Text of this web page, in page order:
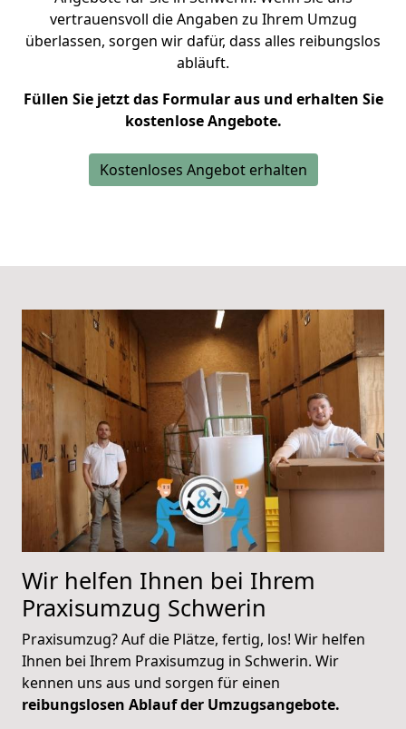
vertrauensvoll die Angaben zu Ihrem Umzug
überlassen, sorgen wir dafür, dass alles reibungslos
abläuft.
Füllen Sie jetzt das Formular aus und erhalten Sie
kostenlose Angebote.
Kostenloses Angebot erhalten
Wir helfen Ihnen bei Ihrem
Praxisumzug Schwerin
Praxisumzug? Auf die Plätze, fertig, los! Wir helfen
Ihnen bei Ihrem Praxisumzug in Schwerin. Wir
kennen uns aus und sorgen für einen
reibungslosen Ablauf der Umzugsangebote.